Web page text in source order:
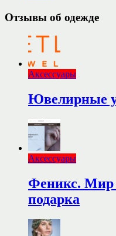
Отзывы об одежде
Аксессуары
Ювелирные
Аксессуары
Феникс. Мир
подарка